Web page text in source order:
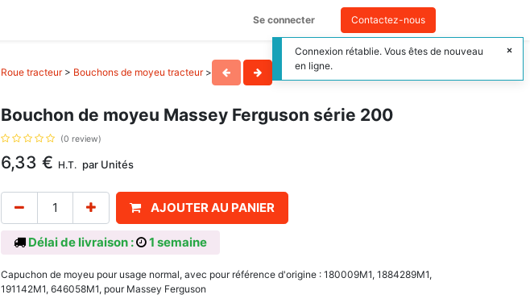
Se connecter Contactez-nous
Roue tracteur> Bouchons de moyeu tracteur>
Bouchon de moyeu Massey Ferguson série 200
(0 review)
6,33 € H.T. par Unités
AJOUTER AU PANIER
Délai de livraison : 1 semaine
Capuchon de moyeu pour usage normal, avec pour référence d'origine : 180009M1, 1884289M1,
191142M1, 646058M1, pour Massey Ferguson
Connexion rétablie. Vous êtes de nouveau
en ligne.